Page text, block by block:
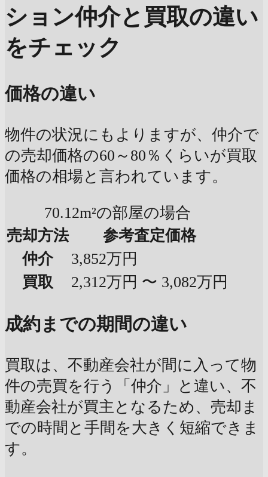
ション仲介と買取の違い
をチェック
価格の違い
物件の状況にもよりますが、仲介で
の売却価格の60～80％くらいが買取
価格の相場と言われています。
70.12m²の部屋の場合
売却方法
参考査定価格
仲介
3,852万円
買取
2,312万円 〜 3,082万円
成約までの期間の違い
買取は、不動産会社が間に入って物
件の売買を行う「仲介」と違い、不
動産会社が買主となるため、売却ま
での時間と手間を大きく短縮できま
す。